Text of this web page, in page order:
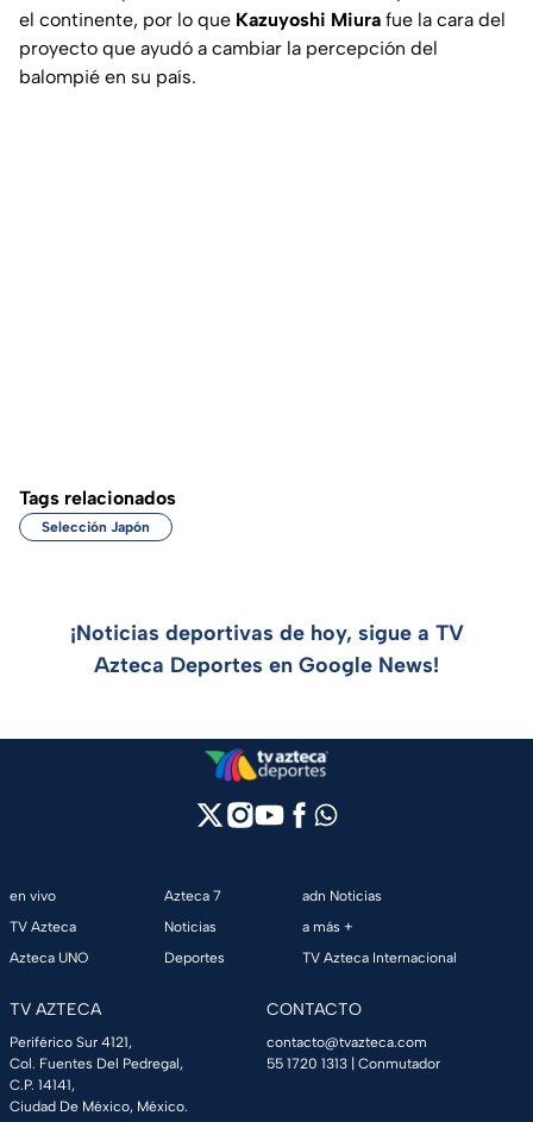
el continente, por lo que Kazuyoshi Miura fue la cara del
proyecto que ayudó a cambiar la percepción del
balompié en su país.
Tags relacionados
Selección Japón
¡Noticias deportivas de hoy, sigue a TV
Azteca Deportes en Google News!
en vivo
TV Azteca
Azteca UNO
Azteca 7
Noticias
Deportes
adn Noticias
a más +
TV Azteca Internacional
TV AZTECA
Periférico Sur 4121,
Col. Fuentes Del Pedregal,
C.P. 14141,
Ciudad De México, México.
CONTACTO
contacto@tvazteca.com
55 1720 1313 | Conmutador